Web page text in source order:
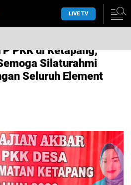
LIVE TV
PKK di Ketapang,
Silaturahmi
Seluruh Element